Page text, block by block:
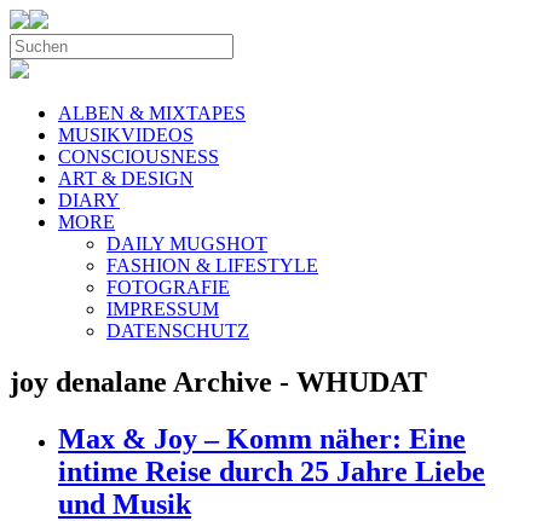
ALBEN & MIXTAPES
MUSIKVIDEOS
CONSCIOUSNESS
ART & DESIGN
DIARY
MORE
DAILY MUGSHOT
FASHION & LIFESTYLE
FOTOGRAFIE
IMPRESSUM
DATENSCHUTZ
joy denalane Archive - WHUDAT
Max & Joy – Komm näher: Eine
intime Reise durch 25 Jahre Liebe
und Musik